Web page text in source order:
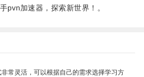
加速器，探索新世界！。
常灵活，可以根据自己的需求选择学习方